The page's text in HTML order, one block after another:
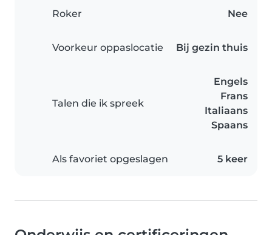
Roker Nee
Voorkeur oppaslocatie Bij gezin thuis
Talen die ik spreek
Engels
Frans
Italiaans
Spaans
Als favoriet opgeslagen 5 keer